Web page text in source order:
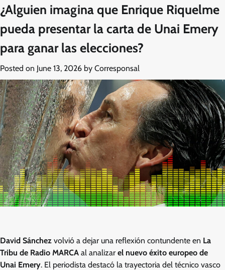
¿Alguien imagina que Enrique Riquelme
pueda presentar la carta de Unai Emery
para ganar las elecciones?
Posted on June 13, 2026 by Corresponsal
David Sánchez volvió a dejar una reflexión contundente en La
Tribu de Radio MARCA al analizar el nuevo éxito europeo de
Unai Emery. El periodista destacó la trayectoria del técnico vasco